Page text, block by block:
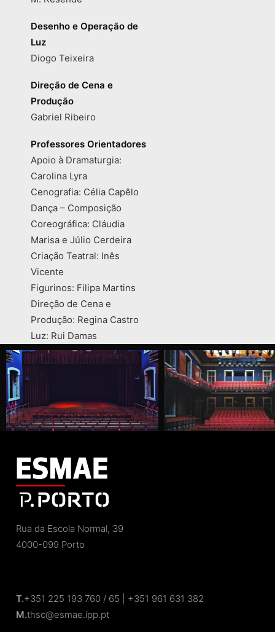
Desenho e Operação de
Luz
Diogo Teixeira
Direção de Cena e
Produção
Gabriel Ribeiro
Professores Orientadores
Apoio à Dramaturgia:
Carolina Lyra
Cenografia: Célia Capêlo
Dança – Composição
Coreográfica: Cláudia
Marisa e Júlio Cerdeira
Criação Teatral: Inês
Vicente
Figurinos: Filipa Martins
Direção de Cena e
Produção: Regina Castro
Luz: Rui Damas
Rua da Escola Normal, 39
4000-099 Porto
T.+351 225 193 760 / 65 | +351 961 631 382
M.thsc@esmae.ipp.pt